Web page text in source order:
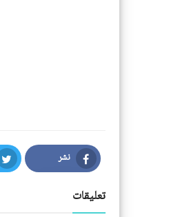
نشر
Facebook
تعليقات